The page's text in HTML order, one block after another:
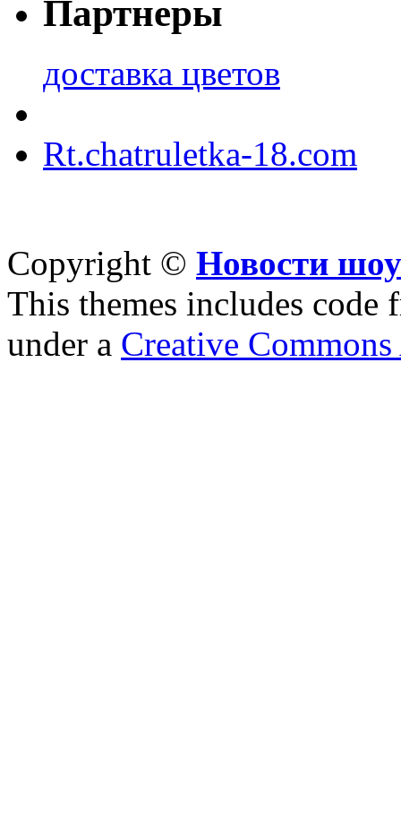
Партнеры
доставка цветов
Rt.chatruletka-18.com
Copyright © Новости
This themes includes code
under a Creative